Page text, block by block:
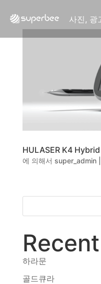
사진, 광
웹사이
제품디
동영상,
동영상,
동영상,
웹사이
사진, 광
패키지
동영상 -
동영상 -
사진, 광
동영상,
동영상,
HULASER K4
에 의해서 super_admin|
하라문
골드큐라